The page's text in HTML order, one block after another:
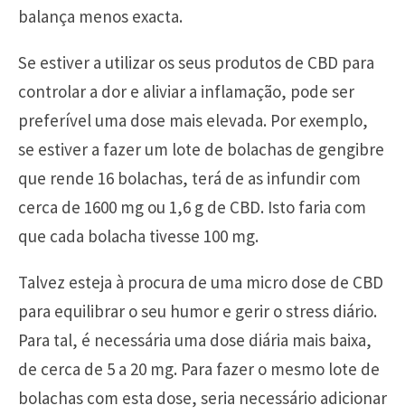
balança menos exacta.
Se estiver a utilizar os seus produtos de CBD para
controlar a dor e aliviar a inflamação, pode ser
preferível uma dose mais elevada. Por exemplo,
se estiver a fazer um lote de bolachas de gengibre
que rende 16 bolachas, terá de as infundir com
cerca de 1600 mg ou 1,6 g de CBD. Isto faria com
que cada bolacha tivesse 100 mg.
Talvez esteja à procura de uma micro dose de CBD
para equilibrar o seu humor e gerir o stress diário.
Para tal, é necessária uma dose diária mais baixa,
de cerca de 5 a 20 mg. Para fazer o mesmo lote de
bolachas com esta dose, seria necessário adicionar